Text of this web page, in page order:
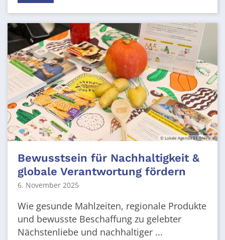
© Lokale Agenda 21 Trier e.V.
Bewusstsein für Nachhaltigkeit &
globale Verantwortung fördern
6. November 2025
Wie gesunde Mahlzeiten, regionale Produkte
und bewusste Beschaffung zu gelebter
Nächstenliebe und nachhaltiger ...